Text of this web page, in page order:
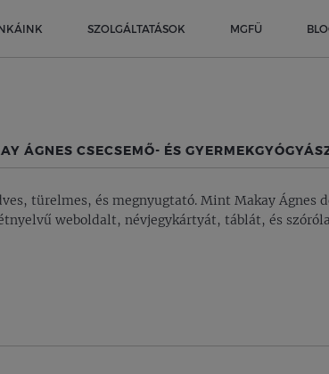
SZOLGÁLTATÁSOK MGFÜ
ÁGNES CSECSEMŐ- ÉS
türelmes, és megnyugtató. Mint Makay Ágnes
weboldalt, névjegykártyát, táblát, és